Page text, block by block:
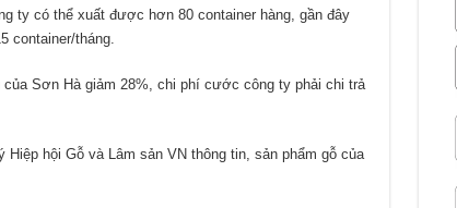
ty có thể xuất được hơn 80 container hàng, gần đây
container/tháng.
Sơn Hà giảm 28%, chi phí cước công ty phải chi trả
hội Gỗ và Lâm sản VN thông tin, sản phẩm gỗ của